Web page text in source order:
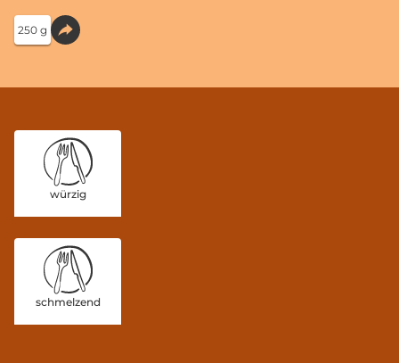
250 g
würzig
schmelzend